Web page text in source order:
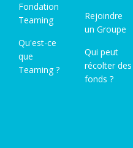
Fondation
Teaming
Qu'est-ce
que
Teaming ?
Rejoindre
un Groupe
Qui peut
récolter des
fonds ?